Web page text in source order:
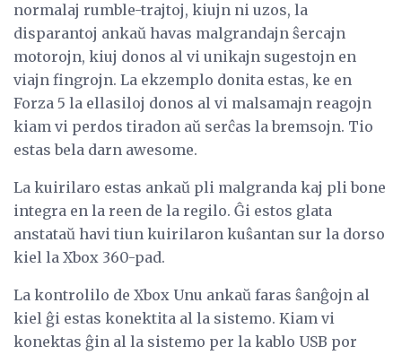
normalaj rumble-trajtoj, kiujn ni uzos, la
disparantoj ankaŭ havas malgrandajn ŝercajn
motorojn, kiuj donos al vi unikajn sugestojn en
viajn fingrojn. La ekzemplo donita estas, ke en
Forza 5 la ellasiloj donos al vi malsamajn reagojn
kiam vi perdos tiradon aŭ serĉas la bremsojn. Tio
estas bela darn awesome.
La kuirilaro estas ankaŭ pli malgranda kaj pli bone
integra en la reen de la regilo. Ĝi estos glata
anstataŭ havi tiun kuirilaron kuŝantan sur la dorso
kiel la Xbox 360-pad.
La kontrolilo de Xbox Unu ankaŭ faras ŝanĝojn al
kiel ĝi estas konektita al la sistemo. Kiam vi
konektas ĝin al la sistemo per la kablo USB por